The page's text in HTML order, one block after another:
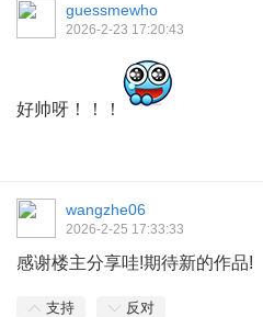
guessmewho
2026-2-23 17:20:43
好帅呀！！！
wangzhe06
2026-2-25 17:33:33
感谢楼主分享哇!期待新的作品!
支持 反对